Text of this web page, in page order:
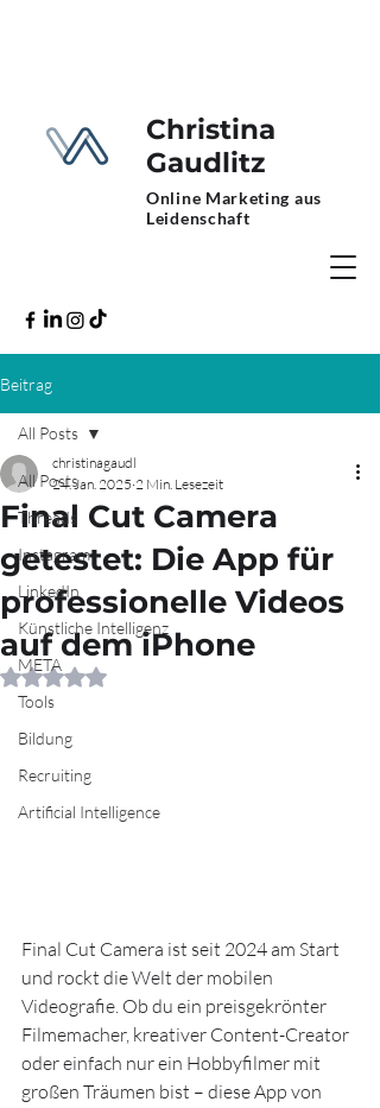
Christina
Gaudlitz
Online Marketing aus
Leidenschaft
Beitrag
All Posts
Threads
Instagram
LinkedIn
Künstliche Intelligenz
META
Tools
Bildung
Recruiting
Artificial Intelligence
All Posts
Final Cut Camera
getestet: Die App für
professionelle Videos
auf dem iPhone
christinagaudl
24. Jan. 2025 2 Min. Lesezeit
Mit NaN von 5 Sternen bewertet.
Final Cut Camera ist seit 2024 am Start
und rockt die Welt der mobilen
Videografie. Ob du ein preisgekrönter
Filmemacher, kreativer Content-Creator
oder einfach nur ein Hobbyfilmer mit
großen Träumen bist – diese App von